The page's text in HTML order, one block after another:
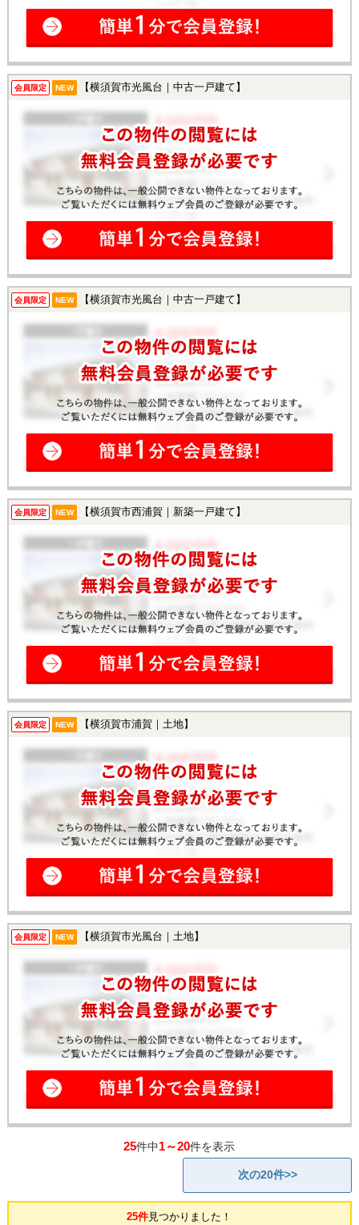
会員限定 NEW 【横須賀市光風台｜中古一戸建て】
会員限定 NEW 【横須賀市光風台｜中古一戸建て】
会員限定 NEW 【横須賀市西浦賀｜新築一戸建て】
会員限定 NEW 【横須賀市浦賀｜土地】
会員限定 NEW 【横須賀市光風台｜土地】
25件中1～20件を表示
次の20件>>
25件見つかりました！